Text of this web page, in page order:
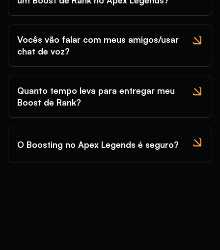
Vocês vão falar com meus amigos/usar
chat de voz?
Quanto tempo leva para entregar meu
Boost de Rank?
O Boosting no Apex Legends é seguro?